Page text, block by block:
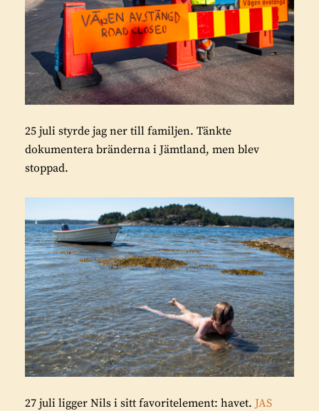
25 juli styrde jag ner till familjen. Tänkte
dokumentera bränderna i Jämtland, men blev
stoppad.
27 juli ligger Nils i sitt favoritelement: havet. JAS